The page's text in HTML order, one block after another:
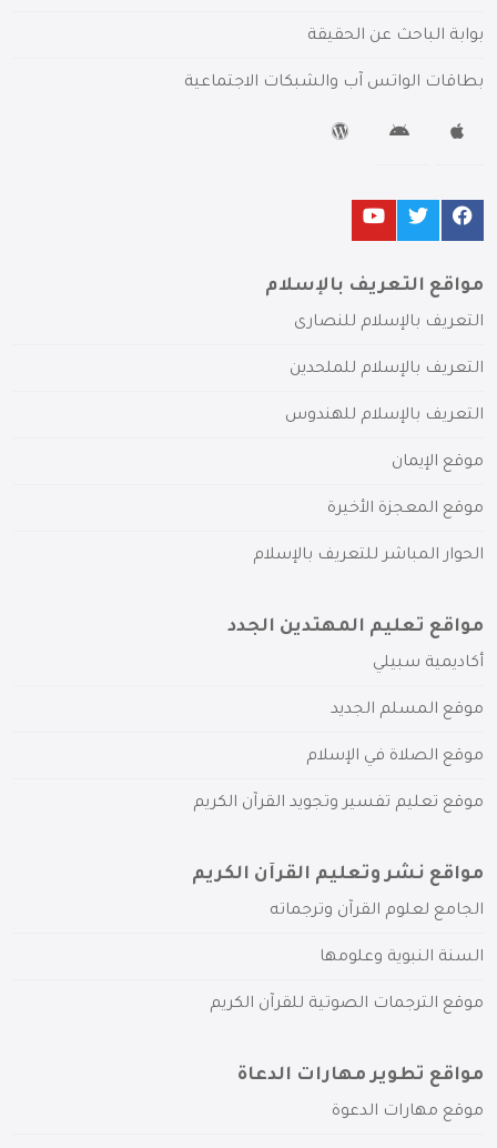
بوابة الباحث عن الحقيقة
بطاقات الواتس آب والشبكات الاجتماعية
مواقع التعريف بالإسلام
التعريف بالإسلام للنصارى
التعريف بالإسلام للملحدين
التعريف بالإسلام للهندوس
موقع الإيمان
موقع المعجزة الأخيرة
الحوار المباشر للتعريف بالإسلام
مواقع تعليم المهتدين الجدد
أكاديمية سبيلي
موقع المسلم الجديد
موقع الصلاة في الإسلام
موقع تعليم تفسير وتجويد القرآن الكريم
مواقع نشر وتعليم القرآن الكريم
الجامع لعلوم القرآن وترجماته
السنة النبوية وعلومها
موقع الترجمات الصوتية للقرآن الكريم
مواقع تطوير مهارات الدعاة
موقع مهارات الدعوة